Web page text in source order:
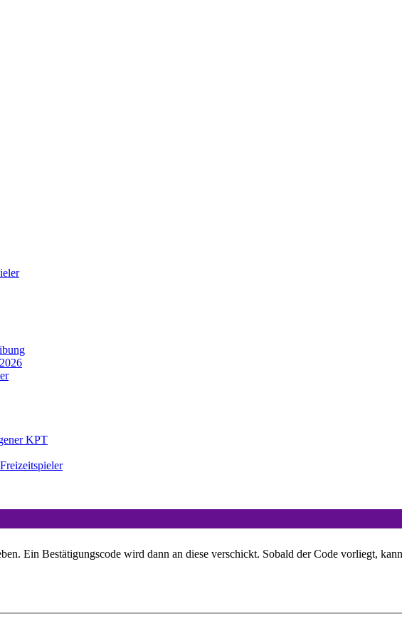
KPT
Ein Bestätigungscode wird dann an diese verschickt. Sobald der Code vorliegt,